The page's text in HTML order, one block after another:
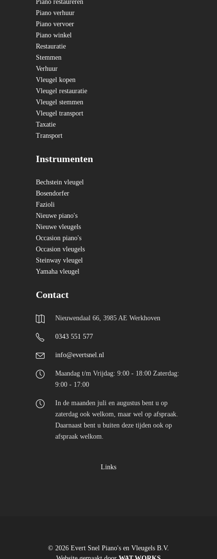
Piano restaureren
Piano verhuur
Piano vervoer
Piano winkel
Restauratie
Stemmen
Verhuur
Vleugel kopen
Vleugel restauratie
Vleugel stemmen
Vleugel transport
Taxatie
Transport
Instrumenten
Bechstein vleugel
Bosendorfer
Fazioli
Nieuwe piano's
Nieuwe vleugels
Occasion piano's
Occasion vleugels
Steinway vleugel
Yamaha vleugel
Contact
Nieuwendaal 66, 3985 AE Werkhoven
0343 551 577
info@evertsnel.nl
Maandag t/m Vrijdag: 9:00 - 18:00 Zaterdag:
9:00 - 17:00
In de maanden juli en augustus bent u op
zaterdag ook welkom, maar wel op afspraak.
Daarnaast bent u buiten deze tijden ook op
afspraak welkom.
Links
© 2026 Evert Snel Piano's en Vleugels B.V.